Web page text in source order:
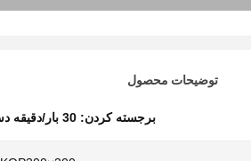
توضیحات محصول
برجسته کردن: 30 بار/دقيقه دستگاه برش سياه